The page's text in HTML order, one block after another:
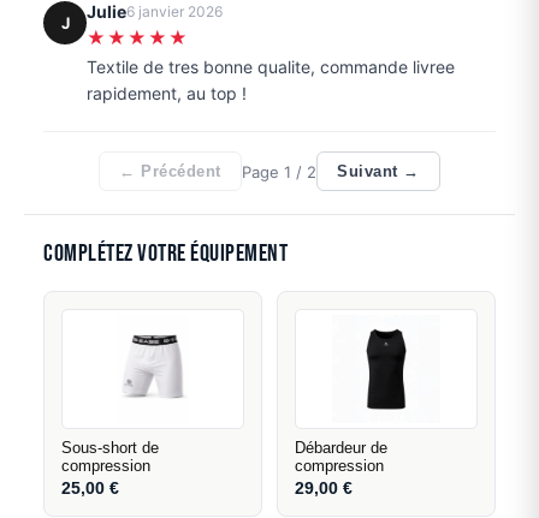
J
Julie6 janvier 2026
★★★★★
Textile de tres bonne qualite, commande livree
rapidement, au top !
← Précédent Page1 / 2 Suivant →
Complétez votre équipement
Sous-short de
compression
25,00€
Débardeur de
compression
29,00€